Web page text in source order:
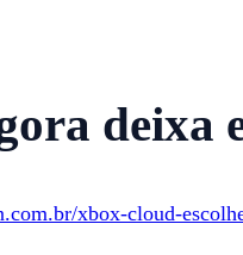
deixa
xbox-cloud-